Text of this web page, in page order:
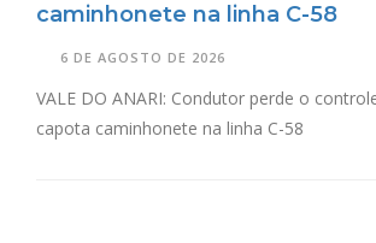
caminhonete na linha C-58
6 DE AGOSTO DE 2026
VALE DO ANARI: Condutor perde o
capota caminhonete na linha C-58